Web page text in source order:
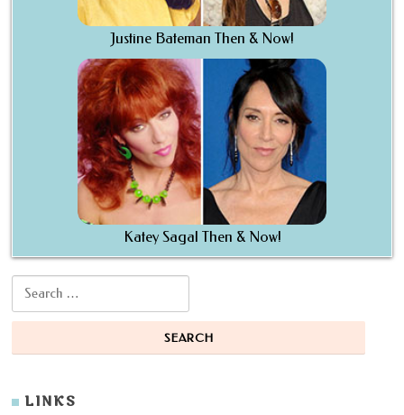
Justine Bateman Then & Now!
Katey Sagal Then & Now!
Search for:
LINKS